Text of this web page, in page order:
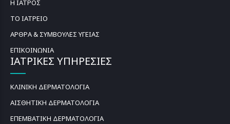
Η ΙΑΤΡΟΣ
ΤΟ ΙΑΤΡΕΙΟ
ΑΡΘΡΑ & ΣΥΜΒΟΥΛΕΣ ΥΓΕΙΑΣ
ΕΠΙΚΟΙΝΩΝΙΑ
ΙΑΤΡΙΚΕΣ ΥΠΗΡΕΣΙΕΣ
ΚΛΙΝΙΚΗ ΔΕΡΜΑΤΟΛΟΓΙΑ
ΑΙΣΘΗΤΙΚΗ ΔΕΡΜΑΤΟΛΟΓΙΑ
ΕΠΕΜΒΑΤΙΚΗ ΔΕΡΜΑΤΟΛΟΓΙΑ